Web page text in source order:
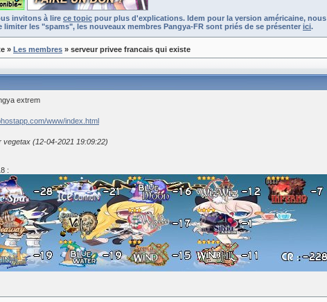
invitons à lire ce topic pour plus d'explications. Idem pour la version américaine, nous
les "spams", les nouveaux membres Pangya-FR sont priés de se présenter ici.
» Les membres » serveur privee francais qui existe
extrem
www/index.html
vegetax (12-04-2021 19:09:22)
: